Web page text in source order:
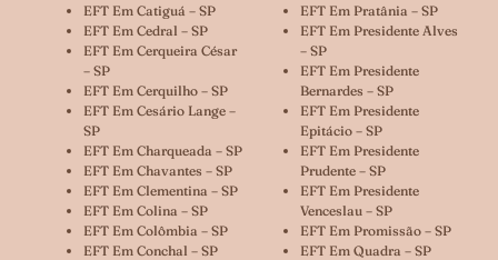
EFT Em Catiguá – SP
EFT Em Cedral – SP
EFT Em Cerqueira César
– SP
EFT Em Cerquilho – SP
EFT Em Cesário Lange –
SP
EFT Em Charqueada – SP
EFT Em Chavantes – SP
EFT Em Clementina – SP
EFT Em Colina – SP
EFT Em Colômbia – SP
EFT Em Conchal – SP
EFT Em Pratânia – SP
EFT Em Presidente Alves
– SP
EFT Em Presidente
Bernardes – SP
EFT Em Presidente
Epitácio – SP
EFT Em Presidente
Prudente – SP
EFT Em Presidente
Venceslau – SP
EFT Em Promissão – SP
EFT Em Quadra – SP